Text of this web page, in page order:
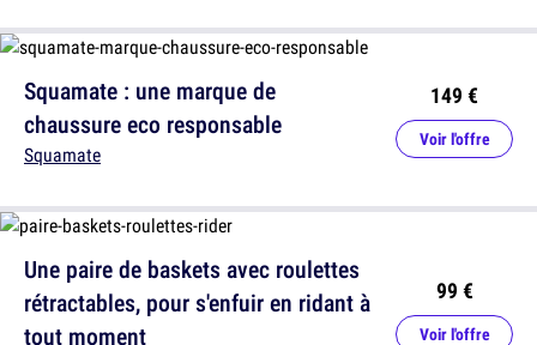
Une paire de baskets avec roulettes
rétractables, pour s'enfuir en ridant à
tout moment
99 €
Voir l'offre
Squamate : une marque de
chaussure eco responsable
Squamate
149 €
Voir l'offre